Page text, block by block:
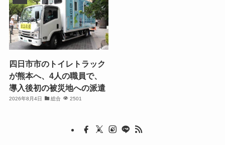
四日市市のトイレトラック
が熊本へ、4人の職員で、
導入後初の被災地への派遣
2026年8月4日 総合 2501